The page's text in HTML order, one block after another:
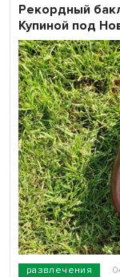
развлечения
Рекордный
Купиной под